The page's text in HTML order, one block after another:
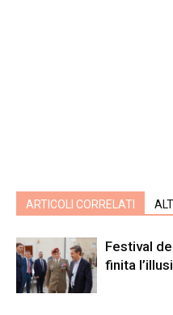
ARTICOLI CORRELATI
Festival
finita